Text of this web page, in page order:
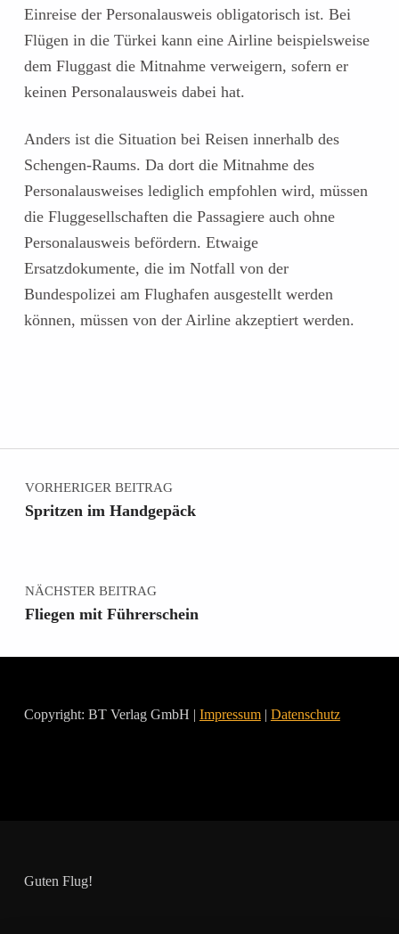
Einreise der Personalausweis obligatorisch ist. Bei
Flügen in die Türkei kann eine Airline beispielsweise
dem Fluggast die Mitnahme verweigern, sofern er
keinen Personalausweis dabei hat.
Anders ist die Situation bei Reisen innerhalb des
Schengen-Raums. Da dort die Mitnahme des
Personalausweises lediglich empfohlen wird, müssen
die Fluggesellschaften die Passagiere auch ohne
Personalausweis befördern. Etwaige
Ersatzdokumente, die im Notfall von der
Bundespolizei am Flughafen ausgestellt werden
können, müssen von der Airline akzeptiert werden.
Beitragsnavigation
VORHERIGER BEITRAG
Spritzen im Handgepäck
NÄCHSTER BEITRAG
Fliegen mit Führerschein
Copyright: BT Verlag GmbH | Impressum| Datenschutz
Guten Flug!